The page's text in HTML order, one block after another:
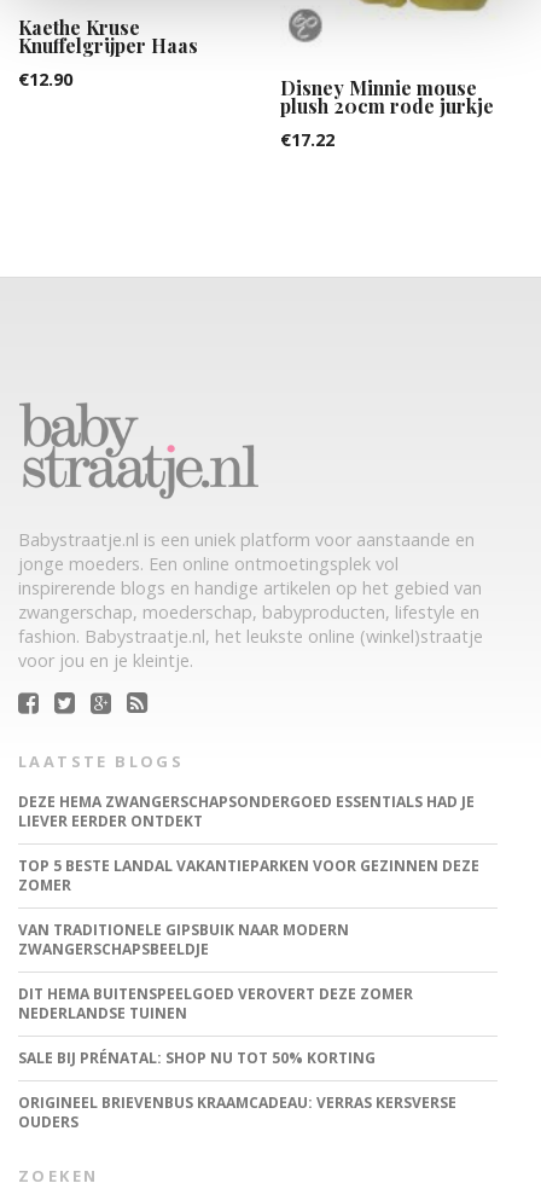
Kaethe Kruse
Knuffelgrijper Haas
€12.90 Disney Minnie mouse
plush 20cm rode jurkje
€17.22
Babystraatje.nl is een uniek platform voor aanstaande en
jonge moeders. Een online ontmoetingsplek vol
inspirerende blogs en handige artikelen op het gebied van
zwangerschap, moederschap, babyproducten, lifestyle en
fashion. Babystraatje.nl, het leukste online (winkel)straatje
voor jou en je kleintje.
LAATSTE BLOGS
DEZE HEMA ZWANGERSCHAPSONDERGOED ESSENTIALS HAD JE
LIEVER EERDER ONTDEKT
TOP 5 BESTE LANDAL VAKANTIEPARKEN VOOR GEZINNEN DEZE
ZOMER
VAN TRADITIONELE GIPSBUIK NAAR MODERN
ZWANGERSCHAPSBEELDJE
DIT HEMA BUITENSPEELGOED VEROVERT DEZE ZOMER
NEDERLANDSE TUINEN
SALE BIJ PRÉNATAL: SHOP NU TOT 50% KORTING
ORIGINEEL BRIEVENBUS KRAAMCADEAU: VERRAS KERSVERSE
OUDERS
ZOEKEN